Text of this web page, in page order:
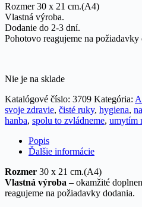
Rozmer 30 x 21 cm.(A4)
Vlastná výroba.
Dodanie do 2-3 dní.
Pohotovo reagujeme na požiadavky
Nie je na sklade
Katalógové číslo: 3709 Kategória:
svoje zdravie, čisté ruky, hygiena,
hanba, spolu to zvládneme, umytím
Popis
Ďalšie informácie
Rozmer 30 x 21 cm.(A4)
Vlastná výroba – okamžité
reagujeme na požiadavky dodania.